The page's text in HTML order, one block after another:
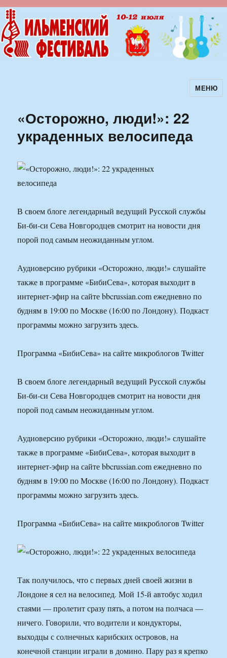
Ильменский фестиваль авторскойМЕНЮ
«Осторожно, люди!»: 22
украденных велосипеда
В своем блоге легендарный ведущий Русской службы
Би-би-си Сева Новгородцев смотрит на новости дня
порой под самым неожиданным углом.
Аудиоверсию рубрики «Осторожно, люди!» слушайте
также в программе «БибиСева», которая выходит в
интернет-эфир на сайте bbcrussian.com ежедневно по
будням в 19:00 по Москве (16:00 по Лондону). Подкаст
программы можно загрузить здесь.
Программа «БибиСева» на сайте микроблогов Twitter
В своем блоге легендарный ведущий Русской службы
Би-би-си Сева Новгородцев смотрит на новости дня
порой под самым неожиданным углом.
Аудиоверсию рубрики «Осторожно, люди!» слушайте
также в программе «БибиСева», которая выходит в
интернет-эфир на сайте bbcrussian.com ежедневно по
будням в 19:00 по Москве (16:00 по Лондону). Подкаст
программы можно загрузить здесь.
Программа «БибиСева» на сайте микроблогов Twitter
Так получилось, что с первых дней своей жизни в
Лондоне я сел на велосипед. Мой 15-й автобус ходил
стаями — пролетит сразу пять, а потом на полчаса —
ничего. Говорили, что водители и кондукторы,
выходцы с солнечных карибских островов, на
конечной станции играли в домино. Пару раз я крепко